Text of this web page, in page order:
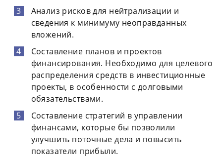
Анализ рисков для нейтрализации и
сведения к минимуму неоправданных
вложений.
Составление планов и проектов
финансирования. Необходимо для целевого
распределения средств в инвестиционные
проекты, в особенности с долговыми
обязательствами.
Составление стратегий в управлении
финансами, которые бы позволили
улучшить поточные дела и повысить
показатели прибыли.